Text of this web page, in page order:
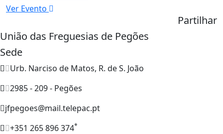
Ver Evento
Partilhar
União das Freguesias de Pegões
Sede
Urb. Narciso de Matos, R. de S. João
2985 - 209 - Pegões
jfpegoes@mail.telepac.pt
+351 265 896 374*